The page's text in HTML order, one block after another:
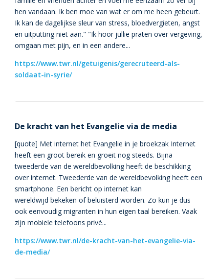
hen vandaan. Ik ben moe van wat er om me heen gebeurt.
Ik kan de dagelijkse sleur van stress, bloedvergieten, angst
en uitputting niet aan." "Ik hoor jullie praten over vergeving,
omgaan met pijn, en in een andere...
https://www.twr.nl/getuigenis/gerecruteerd-als-
soldaat-in-syrie/
De kracht van het Evangelie via de media
[quote] Met internet het Evangelie in je broekzak Internet
heeft een groot bereik en groeit nog steeds. Bijna
tweederde van de wereldbevolking heeft de beschikking
over internet. Tweederde van de wereldbevolking heeft een
smartphone. Een bericht op internet kan
wereldwijd bekeken of beluisterd worden. Zo kun je dus
ook eenvoudig migranten in hun eigen taal bereiken. Vaak
zijn mobiele telefoons privé...
https://www.twr.nl/de-kracht-van-het-evangelie-via-
de-media/